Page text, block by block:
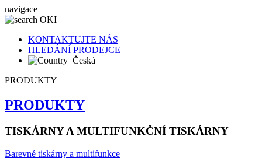
navigace
KONTAKTUJTE NÁS
HLEDÁNÍ PRODEJCE
Česká
PRODUKTY
PRODUKTY
TISKÁRNY A MULTIFUNKČNÍ TISKÁRNY
Barevné tiskárny a multifunkce